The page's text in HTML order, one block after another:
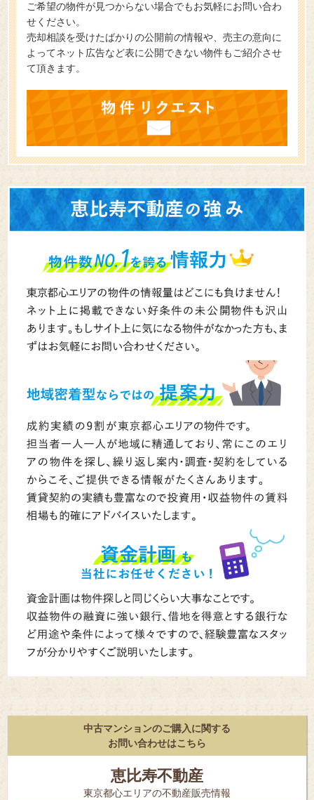
ご希望の物件が見つからない場合でもお気軽にお問い合わ
せください。
売却相談を受けたばかりの公開前の情報や、売主の意向に
よってネット広告など表に公開できない物件もご紹介させ
て頂きます。
中古マンションのご購入に関する
お問い合わせはこちら
恵比寿不動産
東京都⼼エリアの不動産販売情報